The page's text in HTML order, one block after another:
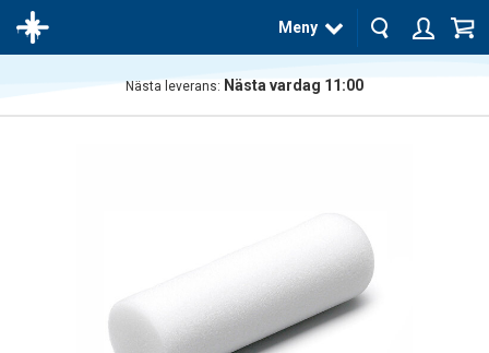
Meny
Nästa leverans: Nästa vardag 11:00